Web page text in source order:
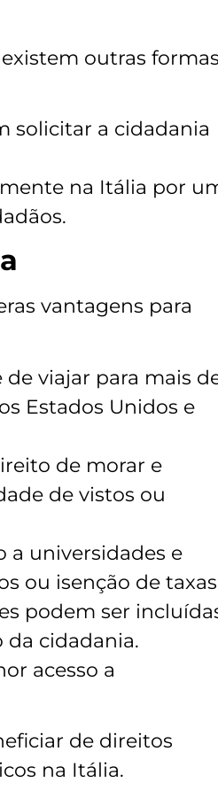
outras formas
solicitar a cidadania
na Itália por
vantagens para
de viajar para mais
Estados Unidos e
de morar e
de vistos ou
a universidades e
ou isenção de
podem ser
cidadania.
acesso a
de direitos
na Itália.